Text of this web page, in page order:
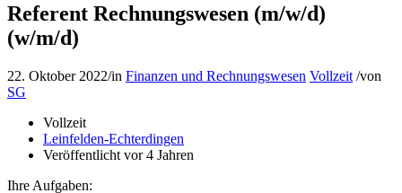
Referent Rechnungswesen (m/w/d)
(w/m/d)
22. Oktober 2022/in Finanzen und Rechnungswesen Vollzeit /von
SG
Vollzeit
Leinfelden-Echterdingen
Veröffentlicht vor 4 Jahren
Ihre Aufgaben: